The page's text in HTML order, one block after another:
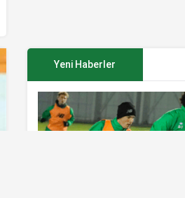
Yeni Haberler